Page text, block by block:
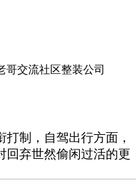
哥交流社区整装公司
制，自驾出行方面，
回弃世然偷闲过活的更